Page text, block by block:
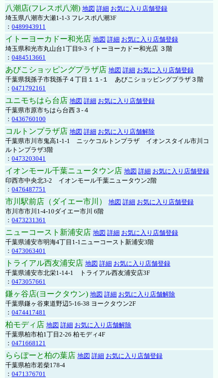
八潮店(フレスポ八潮) 地図 詳細 お気に入り店舗登録
埼玉県八潮市大瀬1-1-3 フレスポ八潮3F
： 0489943911
イトーヨーカドー和光店 地図 詳細 お気に入り店舗登録
埼玉県和光市丸山台1丁目9-3 イトーヨーカドー和光店 ３階
： 0484513661
あびこショッピングプラザ店 地図 詳細 お気に入り店舗登録
千葉県我孫子市我孫子４丁目１１-１ あびこショッピングプラザ３階
： 0471792161
ユニモちはら台店 地図 詳細 お気に入り店舗登録
千葉県市原市ちはら台西３-４
： 0436760100
コルトンプラザ店 地図 詳細 お気に入り店舗解除
千葉県市川市鬼高1-1-1 ニッケコルトンプラザ イオンスタイル市川コ
ルトンプラザ3階
： 0473203041
イオンモール千葉ニュータウン店 地図 詳細 お気に入り店舗登録
印西市中央北3-2 イオンモール千葉ニュータウン2階
： 0476487751
市川駅前店（ダイエー市川） 地図 詳細 お気に入り店舗登録
市川市市川1-4-10ダイエー市川 6階
： 0473231361
ニューコースト新浦安店 地図 詳細 お気に入り店舗登録
千葉県浦安市明海4丁目1-1ニューコースト新浦安3階
： 0473063401
トライアル西友浦安店 地図 詳細 お気に入り店舗登録
千葉県浦安市北栄1-14-1 トライアル西友浦安店3F
： 0473057661
鎌ヶ谷店(ヨークタウン) 地図 詳細 お気に入り店舗解除
千葉県鎌ヶ谷東道野辺5-16-38 ヨークタウン2F
： 0474417481
柏モディ店 地図 詳細 お気に入り店舗解除
千葉県柏市柏1丁目2-26 柏モディ4F
： 0471668121
ららぽーと柏の葉店 地図 詳細 お気に入り店舗登録
千葉県柏市若柴178-4
： 0471376701